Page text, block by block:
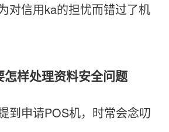
对信用ka的担忧而错过了机
怎样处理资料安全问题
申请POS机，时常会念叨